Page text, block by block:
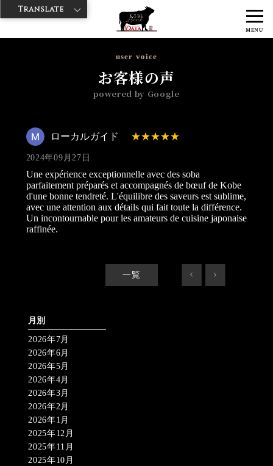
MENU
神戸牛ダイヤ > 神戸牛ダイア すし屋通り店
ロー
user voice
お客様の声
powered by Google
ローカルガイド
2024年09月27日
Une expérience exceptionnelle avec des soba
parfaitement préparés et accompagnés de bœuf de Kobe
d'une bonne tendreté. L'équilibre des saveurs est sublime,
avec une attention aux détails qui fait toute la différence.
Un incontournable pour les amateurs de cuisine japonaise
raffinée.
一覧 < >
月別
2026年7月
2026年6月
2026年5月
2026年4月
2026年3月
2026年2月
2026年1月
2025年12月
2025年11月
2025年10月
Translate